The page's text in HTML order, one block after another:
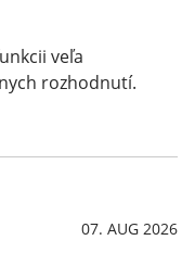
veľa
rozhodnutí.
07. AUG 2026